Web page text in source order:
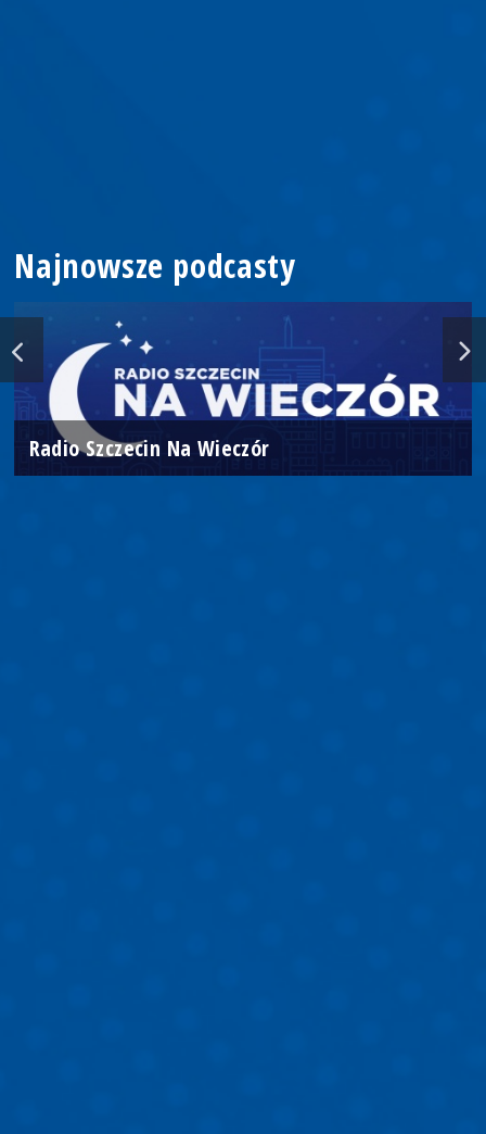
Najnowsze podcasty
Radio Szczecin Na Wieczór